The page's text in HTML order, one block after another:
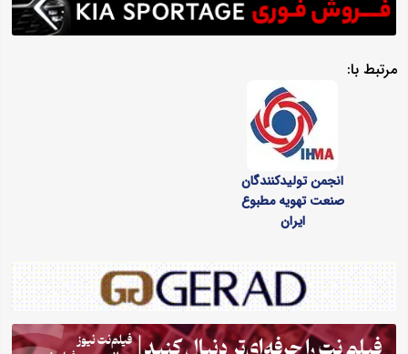
مرتبط با:
انجمن تولیدکنندگان
صنعت تهویه مطبوع
ایران